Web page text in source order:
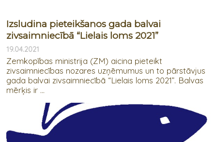
Izsludina pieteikšanos gada balvai
zivsaimniecībā “Lielais loms 2021”
19.04.2021
Zemkopības ministrija (ZM) aicina pieteikt
zivsaimniecības nozares uzņēmumus un to pārstāvjus
gada balvai zivsaimniecībā “Lielais loms 2021”. Balvas
mērķis ir ...